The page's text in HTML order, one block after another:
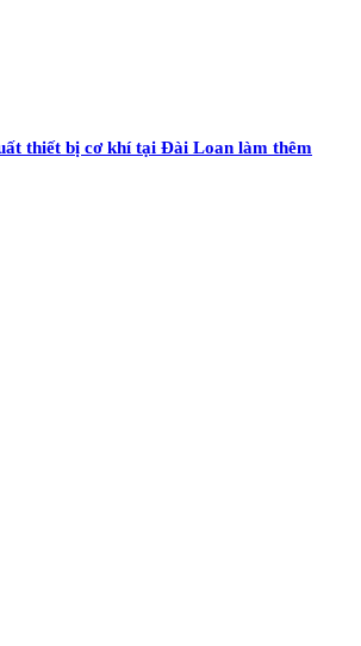
thiết bị cơ khí tại Đài Loan làm thêm